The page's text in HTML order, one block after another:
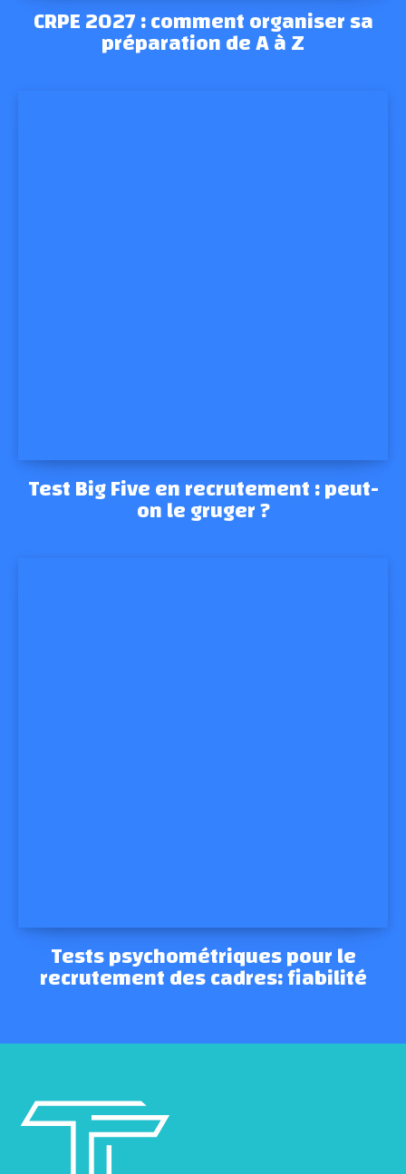
CRPE 2027 : comment organiser sa
préparation de A à Z
Test Big Five en recrutement : peut-
on le gruger ?
Tests psychométriques pour le
recrutement des cadres: fiabilité